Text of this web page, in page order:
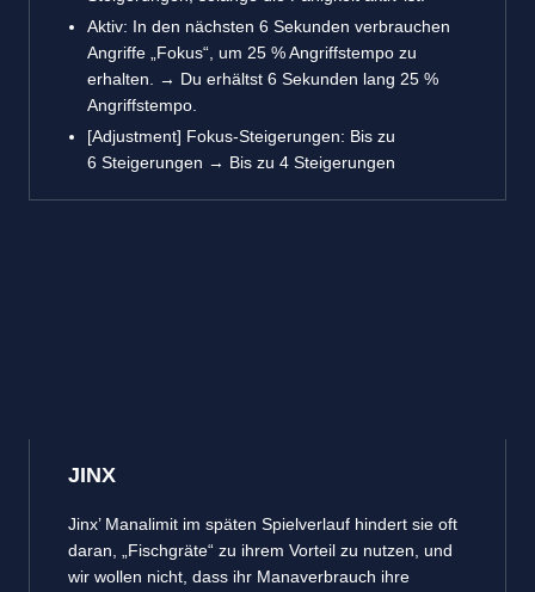
Aktiv: In den nächsten 6 Sekunden verbrauchen
Angriffe „Fokus“, um 25 % Angriffstempo zu
erhalten. → Du erhältst 6 Sekunden lang 25 %
Angriffstempo.
[Adjustment] Fokus-Steigerungen: Bis zu
6 Steigerungen → Bis zu 4 Steigerungen
JINX
Jinx’ Manalimit im späten Spielverlauf hindert sie oft
daran, „Fischgräte“ zu ihrem Vorteil zu nutzen, und
wir wollen nicht, dass ihr Manaverbrauch ihre